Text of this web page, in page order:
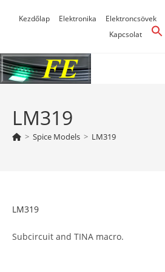
Kezdőlap Elektronika Elektroncsövek
Kapcsolat
LM319
> Spice Models > LM319
LM319
Subcircuit and TINA macro.